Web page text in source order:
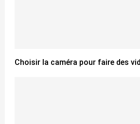
Choisir la caméra pour faire des